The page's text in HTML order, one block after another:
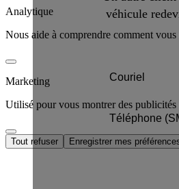
véhicule
Analytique
Nous aide à comprendre comment
Marketing
Utilisé pour vous montrer des publicités
Tout refuser Enregistrer mes